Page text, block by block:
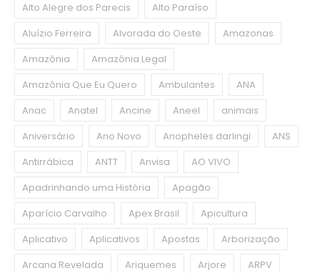
Alto Alegre dos Parecis
Alto Paraíso
Aluízio Ferreira
Alvorada do Oeste
Amazonas
Amazônia
Amazônia Legal
Amazônia Que Eu Quero
Ambulantes
ANA
Anac
Anatel Ancine Aneel
animais
Aniversário
Ano Novo Anopheles darlingi
ANS
Antirrábica
ANTT Anvisa
AO VIVO
Apadrinhando uma História
Apagão
Aparício Carvalho
Apex Brasil
Apicultura
Aplicativo
Aplicativos Apostas
Arborização
Arcana Revelada
Ariquemes Arjore
ARPV